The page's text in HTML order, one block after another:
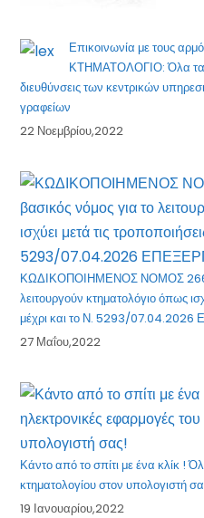
Επικοινωνία με τους
ΚΤΗΜΑΤΟΛΟΓΙΟ: Όλα τα
διευθύνσεις των κεντρικών
γραφείων
22 Νοεμβρίου,2022
ΚΩΔΙΚΟΠΟΙΗΜΕΝΟΣ ΝΟΜΟΣ
λειτουργούν κτηματολόγιο όπως
μέχρι και το Ν. 5293/
27 Μαΐου,2022
Κάντο από το σπίτι με ένα κλίκ !
κτηματολογίου στον υπολογιστή
19 Ιανουαρίου,2022